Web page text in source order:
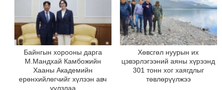
Байнгын хорооны дарга
М.Мандхай Камбожийн
Хааны Академийн
ерөнхийлөгчийг хүлээн авч
уулзлаа
Хөвсгөл нуурын их
цэвэрлэгээний аяны хүрээнд
301 тонн хог хаягдлыг
төвлөрүүлжээ